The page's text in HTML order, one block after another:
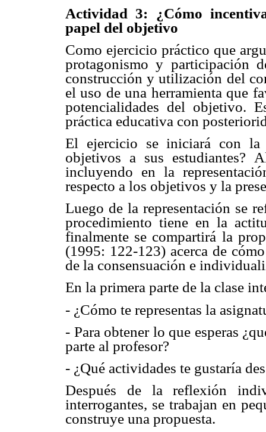
Actividad 3: ¿Cómo
papel del objetivo
Como ejercicio práctico que
protagonismo y participación
construcción y utilización del
el uso de una herramienta que
potencialidades del objetivo.
práctica educativa con
El ejercicio se iniciará con la
objetivos a sus estudiantes?
incluyendo en la
respecto a los objetivos y la
Luego de la representación se
procedimiento tiene en la
finalmente se compartirá la
(1995: 122-123) acerca de
de la consensuación e
En la primera parte de la clase
- ¿Cómo te representas la
- Para obtener lo que esperas
parte al profesor?
- ¿Qué actividades te gustaría
Después de la reflexión
interrogantes, se trabajan en
construye una propuesta.